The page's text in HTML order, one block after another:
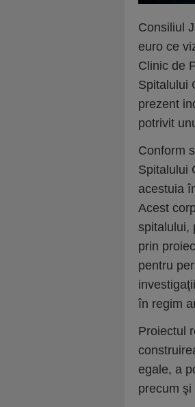
Consiliul
euro ce
Clinic de
Spitalului
prezent
potrivit
Conform
Spitalului
acestuia
Acest
spitalului,
prin
pentru
în regim
Proiectul
egale, a
precum